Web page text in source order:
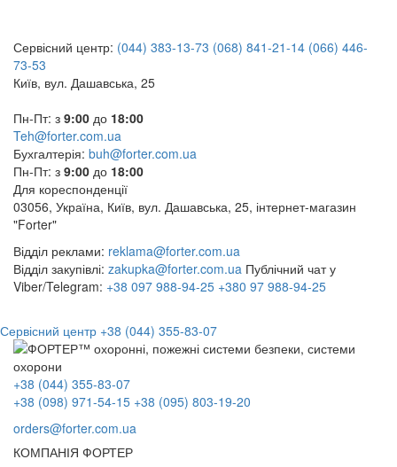
Сервісний центр: (044) 383-13-73 (068) 841-21-14 (066) 446-
73-53
Київ, вул. Дашавська, 25
Пн-Пт: з 9:00 до 18:00
Teh@forter.com.ua
Бухгалтерія: buh@forter.com.ua
Пн-Пт: з 9:00 до 18:00
Для кореспонденції
03056, Україна, Київ, вул. Дашавська, 25, інтернет-магазин
"Forter"
Відділ реклами: reklama@forter.com.ua
Відділ закупівлі: zakupka@forter.com.ua Публічний чат у
Viber/Telegram: +38 097 988-94-25 +380 97 988-94-25
Сервісний центр +38 (044) 355-83-07
+38 (044) 355-83-07
+38 (098) 971-54-15 +38 (095) 803-19-20
orders@forter.com.ua
КОМПАНІЯ ФОРТЕР